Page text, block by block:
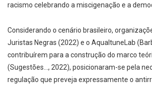
racismo celebrando a miscigenação e a
Considerando o cenário brasileiro,
Juristas Negras (2022) e o AqualtuneLab
contribuírem para a construção do marco
(Sugestões…, 2022), posicionaram-se pela
regulação que preveja expressamente o